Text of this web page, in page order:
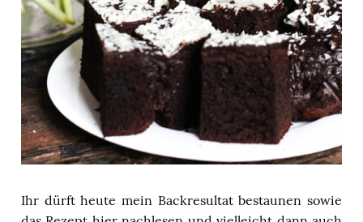
Ihr dürft heute mein Backresultat bestaunen sowie